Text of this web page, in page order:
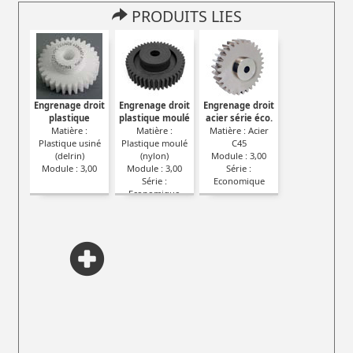
PRODUITS LIES
Engrenage droit
plastique
Matière :
Plastique usiné
(delrin)
Module : 3,00
Engrenage droit
plastique moulé
Matière :
Plastique moulé
(nylon)
Module : 3,00
Série :
Economique
Engrenage droit
acier série éco.
Matière : Acier
C45
Module : 3,00
Série :
Economique